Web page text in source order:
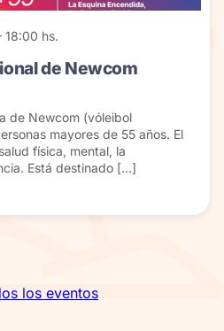
los eventos
18:00 hs.
de Newcom
de Newcom (vóleibol
mayores de 55 años. El
física, mental, la
Está destinado […]